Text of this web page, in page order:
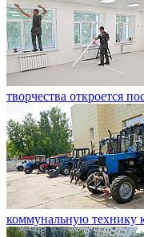
творчества откроется
коммунальную технику